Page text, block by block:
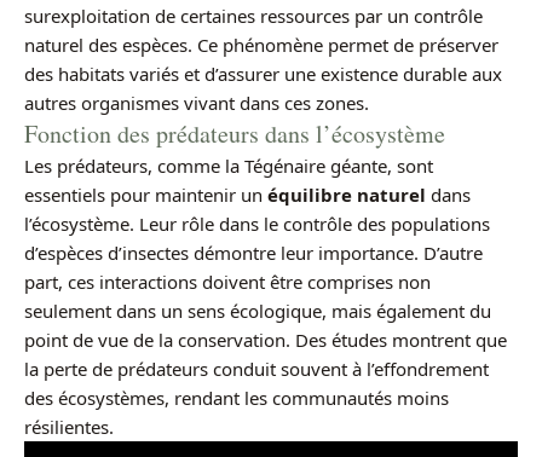
surexploitation de certaines ressources par un contrôle
naturel des espèces. Ce phénomène permet de préserver
des habitats variés et d’assurer une existence durable aux
autres organismes vivant dans ces zones.
Fonction des prédateurs dans l’écosystème
Les prédateurs, comme la Tégénaire géante, sont
essentiels pour maintenir un équilibre naturel dans
l’écosystème. Leur rôle dans le contrôle des populations
d’espèces d’insectes démontre leur importance. D’autre
part, ces interactions doivent être comprises non
seulement dans un sens écologique, mais également du
point de vue de la conservation. Des études montrent que
la perte de prédateurs conduit souvent à l’effondrement
des écosystèmes, rendant les communautés moins
résilientes.